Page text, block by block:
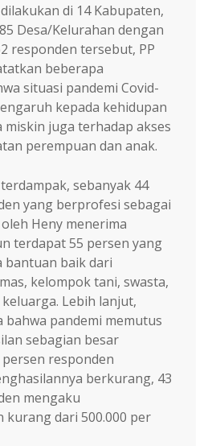
di 14 Kabupaten,
Desa/Kelurahan dengan
responden tersebut, PP
beberapa
situasi pandemi Covid-
kepada kehidupan
juga terhadap akses
perempuan dan anak.
sebanyak 44
yang berprofesi sebagai
Heny menerima
terdapat 55 persen yang
bantuan baik dari
kelompok tani, swasta,
Lebih lanjut,
pandemi memutus
sebagian besar
persen responden
berkurang, 43
mengaku
kurang dari 500.000 per